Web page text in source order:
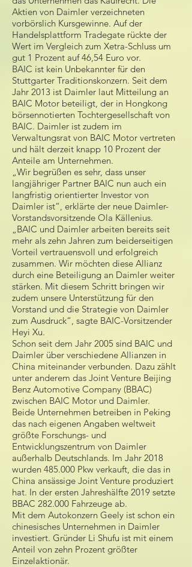
Aktien von Daimler verzeichneten
vorbörslich Kursgewinne. Auf der
Handelsplattform Tradegate rückte der
Wert im Vergleich zum Xetra-Schluss um
gut 1 Prozent auf 46,54 Euro vor.
BAIC ist kein Unbekannter für den
Stuttgarter Traditionskonzern. Seit dem
Jahr 2013 ist Daimler laut Mitteilung an
BAIC Motor beteiligt, der in Hongkong
börsennotierten Tochtergesellschaft von
BAIC. Daimler ist zudem im
Verwaltungsrat von BAIC Motor vertreten
und hält derzeit knapp 10 Prozent der
Anteile am Unternehmen.
„Wir begrüßen es sehr, dass unser
langjähriger Partner BAIC nun auch ein
langfristig orientierter Investor von
Daimler ist“, erklärte der neue Daimler-
Vorstandsvorsitzende Ola Källenius.
„BAIC und Daimler arbeiten bereits seit
mehr als zehn Jahren zum beiderseitigen
Vorteil vertrauensvoll und erfolgreich
zusammen. Wir möchten diese Allianz
durch eine Beteiligung an Daimler weiter
stärken. Mit diesem Schritt bringen wir
zudem unsere Unterstützung für den
Vorstand und die Strategie von Daimler
zum Ausdruck“, sagte BAIC-Vorsitzender
Heyi Xu.
Schon seit dem Jahr 2005 sind BAIC und
Daimler über verschiedene Allianzen in
China miteinander verbunden. Dazu zählt
unter anderem das Joint Venture Beijing
Benz Automotive Company (BBAC)
zwischen BAIC Motor und Daimler.
Beide Unternehmen betreiben in Peking
das nach eigenen Angaben weltweit
größte Forschungs- und
Entwicklungszentrum von Daimler
außerhalb Deutschlands. Im Jahr 2018
wurden 485.000 Pkw verkauft, die das in
China ansässige Joint Venture produziert
hat. In der ersten Jahreshälfte 2019 setzte
BBAC 282.000 Fahrzeuge ab.
Mit dem Autokonzern Geely ist schon ein
chinesisches Unternehmen in Daimler
investiert. Gründer Li Shufu ist mit einem
Anteil von zehn Prozent größter
Einzelaktionär.